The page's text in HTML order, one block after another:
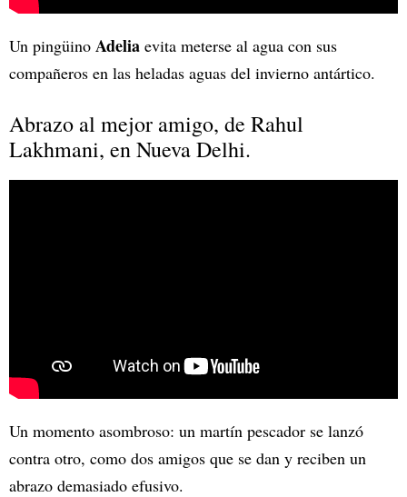
Un pingüino Adelia evita meterse al agua con sus
compañeros en las heladas aguas del invierno antártico.
Abrazo al mejor amigo, de Rahul
Lakhmani, en Nueva Delhi.
Un momento asombroso: un martín pescador se lanzó
contra otro, como dos amigos que se dan y reciben un
abrazo demasiado efusivo.